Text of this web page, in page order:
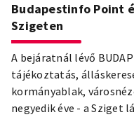
Budapestinfo Point
Szigeten
A bejáratnál lévő
tájékoztatás,
kormányablak,
negyedik éve - a